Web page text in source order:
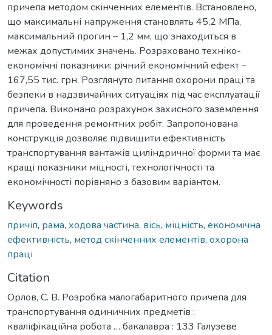
причепа методом скінченних елементів. Встановлено,
що максимальні напруження становлять 45,2 МПа,
максимальний прогин – 1,2 мм, що знаходиться в
межах допустимих значень. Розраховано техніко-
економічні показники: річний економічний ефект –
167,55 тис. грн. Розглянуто питання охорони праці та
безпеки в надзвичайних ситуаціях під час експлуатації
причепа. Виконано розрахунок захисного заземлення
для проведення ремонтних робіт. Запропонована
конструкція дозволяє підвищити ефективність
транспортування вантажів циліндричної форми та має
кращі показники міцності, технологічності та
економічності порівняно з базовим варіантом.
Keywords
причіп, рама, ходова частина, вісь, міцність, економічна
ефективність, метод скінченних елементів, охорона
праці
Citation
Орлов, С. В. Розробка малогабаритного причепа для
транспортування одиничних предметів :
кваліфікаційна робота … бакалавра : 133 Галузеве